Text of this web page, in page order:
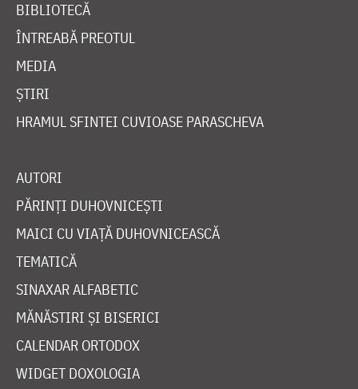
BIBLIOTECĂ
ÎNTREABĂ PREOTUL
MEDIA
ȘTIRI
HRAMUL SFINTEI CUVIOASE PARASCHEVA
AUTORI
PĂRINȚI DUHOVNICEȘTI
MAICI CU VIAȚĂ DUHOVNICEASCĂ
TEMATICĂ
SINAXAR ALFABETIC
MĂNĂSTIRI ȘI BISERICI
CALENDAR ORTODOX
WIDGET DOXOLOGIA